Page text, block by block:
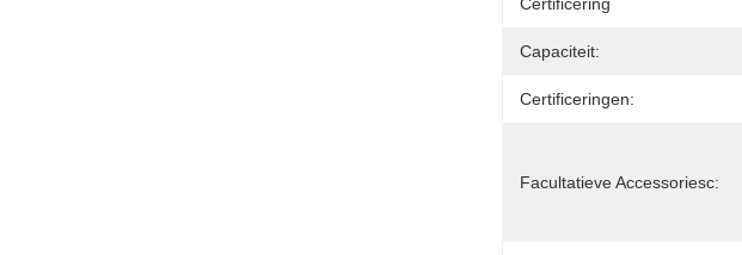
Capaciteit:
Certificeringen:
Facultatieve Accessoriesc: